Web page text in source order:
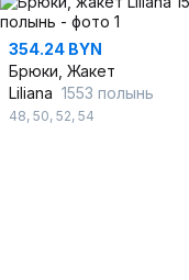
354.24 BYN
Брюки, Жакет
Liliana 1553 полынь
48, 50, 52, 54